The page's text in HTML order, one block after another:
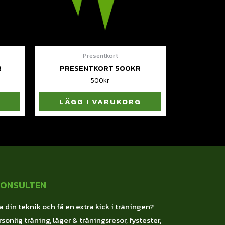
Presentkort
PRESENTKORT 500KR
500kr
LÄGG I VARUKORG
din teknik och få en extra kick i träningen?
träning, läger & träningsresor, fystester,